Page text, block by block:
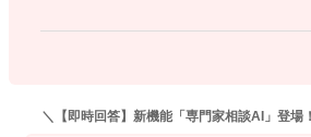
＼【即時回答】新機能「専門家相談AI」登場